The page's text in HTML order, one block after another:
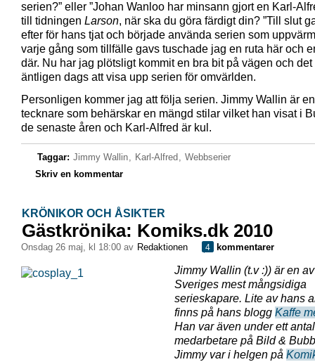
serien?” eller ”Johan Wanloo har minsann gjort en Karl-
till tidningen Larson, när ska du göra färdigt din? ”Till slut
efter för hans tjat och började använda serien som
varje gång som tillfälle gavs tuschade jag en ruta här och
där. Nu har jag plötsligt kommit en bra bit på vägen och det
äntligen dags att visa upp serien för omvärlden.
Personligen kommer jag att följa serien. Jimmy Wallin är
tecknare som behärskar en mängd stilar vilket han visat i
de senaste åren och Karl-Alfred är kul.
Taggar: Jimmy Wallin, Karl-Alfred , Webbserier
Skriv en kommentar
KRÖNIKOR OCH ÅSIKTER
Gästkrönika: Komiks.dk 2010
onsdag 26 maj, kl 18:00 av Redaktionen 4 kommentarer
Jimmy Wallin (t.v :)) är en av
Sveriges mest mångsidiga
serieskapare. Lite av hans
finns på hans blogg Kaffe
Han var även under ett
medarbetare på Bild &
Jimmy var i helgen på